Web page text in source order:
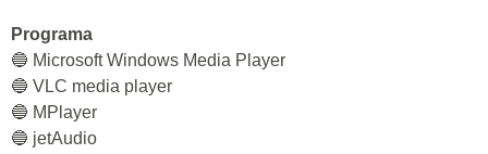
Programa
🔵 Microsoft Windows Media Player
🔵 VLC media player
🔵 MPlayer
🔵 jetAudio